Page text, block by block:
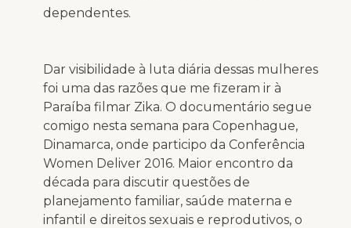
dependentes.
Dar visibilidade à luta diária dessas mulheres
foi uma das razões que me fizeram ir à
Paraíba filmar Zika. O documentário segue
comigo nesta semana para Copenhague,
Dinamarca, onde participo da Conferência
Women Deliver 2016. Maior encontro da
década para discutir questões de
planejamento familiar, saúde materna e
infantil e direitos sexuais e reprodutivos, o